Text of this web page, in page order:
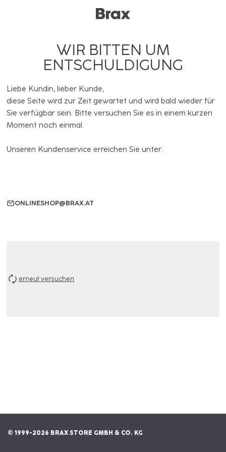
WIR BITTEN UM
ENTSCHULDIGUNG
Liebe Kundin, lieber Kunde,
diese Seite wird zur Zeit gewartet und wird bald wieder für
Sie verfügbar sein. Bitte versuchen Sie es in einem kurzen
Moment noch einmal.
Unseren Kundenservice erreichen Sie unter:
ONLINESHOP@BRAX.AT
erneut versuchen
© 1999-2026 BRAX STORE GMBH & CO. KG